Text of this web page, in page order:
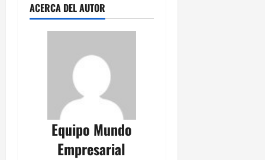
ACERCA DEL AUTOR
Equipo Mundo
Empresarial